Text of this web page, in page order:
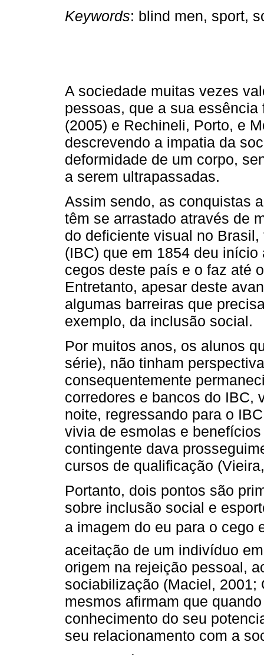
Keywords: blind men, sport,
A sociedade muitas vezes
pessoas, que a sua
(2005) e Rechineli, Porto, e
descrevendo a impatia da
deformidade de um corpo,
a serem ultrapassadas.
Assim sendo, as conquistas
têm se arrastado através de
do deficiente visual no
(IBC) que em 1854 deu
cegos deste país e o faz até
Entretanto, apesar deste
algumas barreiras que
exemplo, da inclusão social.
Por muitos anos, os alunos
série), não tinham
consequentemente
corredores e bancos do IBC,
noite, regressando para o
vivia de esmolas e
contingente dava
cursos de qualificação
Portanto, dois pontos são
sobre inclusão social e
a imagem do eu para o
aceitação de um indivíduo
origem na rejeição pessoal,
sociabilização (Maciel, 2001;
mesmos afirmam que
conhecimento do seu
seu relacionamento com a